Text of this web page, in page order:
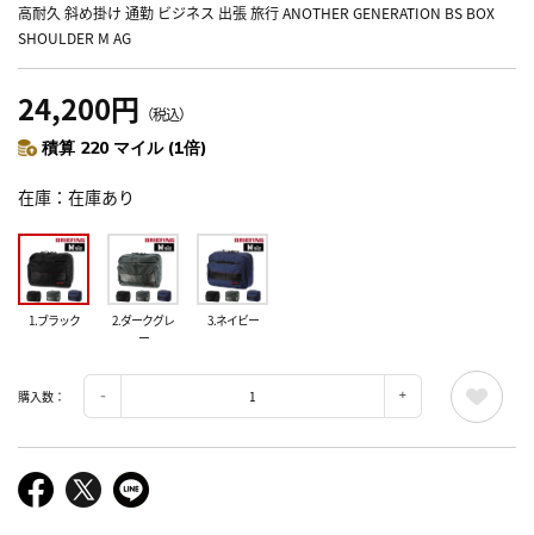
高耐久 斜め掛け 通勤 ビジネス 出張 旅行 ANOTHER GENERATION BS BOX
SHOULDER M AG
24,200円 （税込）
積算 220 マイル (1倍)
在庫 在庫あり
1.ブラック
2.ダークグレ
ー
3.ネイビー
購入数：